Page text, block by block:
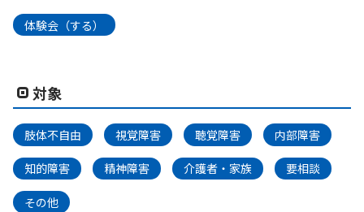
体験会（する）
対象
肢体不自由 視覚障害 聴覚障害 内部障害
知的障害 精神障害 介護者・家族 要相談
その他